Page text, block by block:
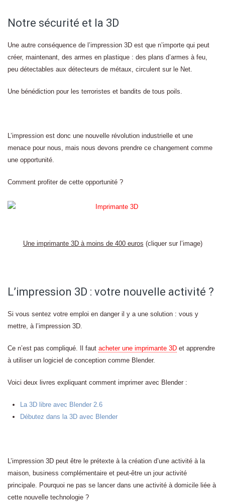
Notre sécurité et la 3D
Une autre conséquence de l’impression 3D est que n’importe qui peut
créer, maintenant, des armes en plastique : des plans d’armes à feu,
peu détectables aux détecteurs de métaux, circulent sur le Net.
Une bénédiction pour les terroristes et bandits de tous poils.
L’impression est donc une nouvelle révolution industrielle et une
menace pour nous, mais nous devons prendre ce changement comme
une opportunité.
Comment profiter de cette opportunité ?
Une imprimante 3D à moins de 400 euros (cliquer sur l’image)
L’impression 3D : votre nouvelle activité ?
Si vous sentez votre emploi en danger il y a une solution : vous y
mettre, à l’impression 3D.
Ce n’est pas compliqué. Il faut acheter une imprimante 3D et apprendre
à utiliser un logiciel de conception comme Blender.
Voici deux livres expliquant comment imprimer avec Blender :
La 3D libre avec Blender 2.6
Débutez dans la 3D avec Blender
L’impression 3D peut être le prétexte à la création d’une activité à la
maison, business complémentaire et peut-être un jour activité
principale. Pourquoi ne pas se lancer dans une activité à domicile liée à
cette nouvelle technologie ?